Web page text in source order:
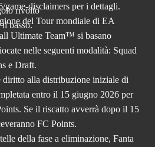
/game-disclaimers per i dettagli.
del Tour mondiale di EA
Ultimate Team™ si basano
nelle seguenti modalità: Squad
e Draft.
diritto alla distribuzione iniziale di
entro il 15 giugno 2026 per
Se il riscatto avverrà dopo il 15
FC Points.
della fase a eliminazione, Fanta